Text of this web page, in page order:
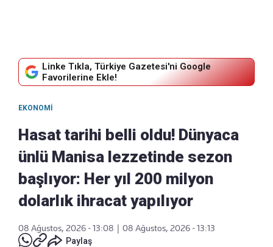
Linke Tıkla, Türkiye Gazetesi'ni Google
Favorilerine Ekle!
EKONOMI
Hasat tarihi belli oldu! Dünyaca
ünlü Manisa lezzetinde sezon
başlıyor: Her yıl 200 milyon
dolarlık ihracat yapılıyor
08 Ağustos, 2026 - 13:08
08 Ağustos, 2026 - 13:13
Paylaş